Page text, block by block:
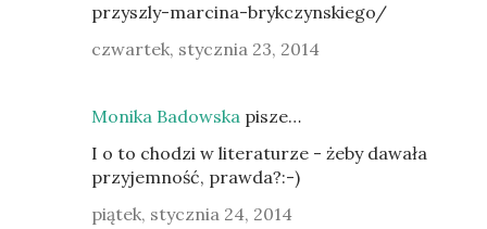
przyszly-marcina-brykczynskiego/
czwartek, stycznia 23, 2014
Monika Badowska pisze…
I o to chodzi w literaturze - żeby dawała
przyjemność, prawda?:-)
piątek, stycznia 24, 2014